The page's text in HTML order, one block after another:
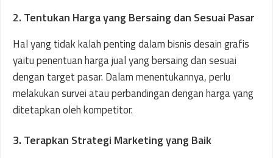
2. Tentukan Harga yang Bersaing dan Sesuai Pasar
Hal yang tidak kalah penting dalam bisnis desain grafis
yaitu penentuan harga jual yang bersaing dan sesuai
dengan target pasar. Dalam menentukannya, perlu
melakukan survei atau perbandingan dengan harga yang
ditetapkan oleh kompetitor.
3. Terapkan Strategi Marketing yang Baik